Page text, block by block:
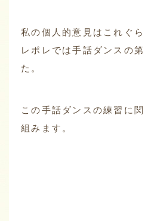
私の個人的意見はこれぐ
レポレでは手話ダンスの
た。
この手話ダンスの練習に
組みます。